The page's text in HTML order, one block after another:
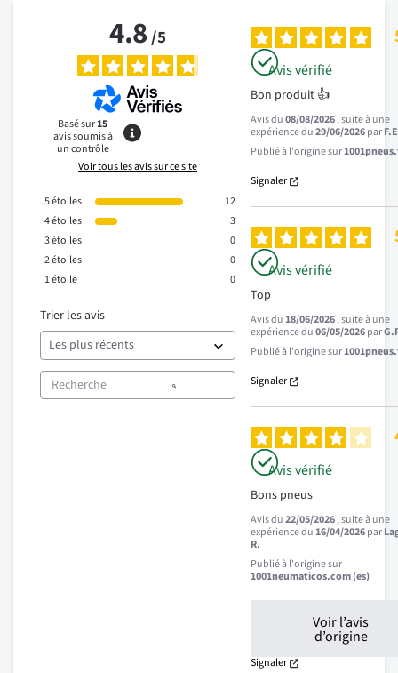
4.8/5
Basé sur15
avis soumis à
un contrôle
Voir tous les avis sur ce site
5étoiles
12
4étoiles
3
3étoiles
0
2étoiles
0
1étoile 0
Trier les avis
Avis vérifié
Bon produit 👍
Avis du08/08/2026, suite à une
expérience du29/06/2026par
Publié à l'origine sur
Signaler
Avis vérifié
Top
Avis du18/06/2026, suite à une
expérience du06/05/2026par
Publié à l'origine sur
Signaler
Avis vérifié
Bons pneus
Avis du22/05/2026, suite à une
expérience du16/04/2026par
R.
Publié à l'origine sur
1001neumaticos.com (es)
Voir l’avis
d’origine
Signaler